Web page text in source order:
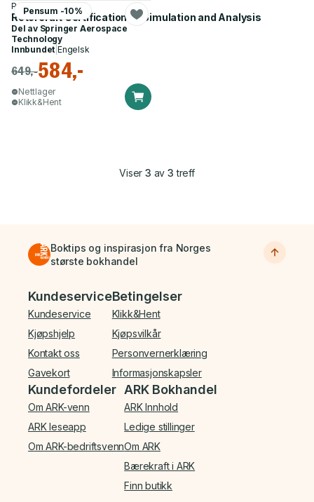
Pensum -10%
Peter Archer
Rotorcraft Certification by Simulation and Analysis
Del av Springer Aerospace
Technology
Innbundet |Engelsk
649,-584,-
Nettlager
Klikk&Hent
Viser3 av 3 treff
Boktips og inspirasjon fra Norges
største bokhandel
Bunnmeny
Kundeservice
Kundeservice
Kjøpshjelp
Kontakt oss
Gavekort
Betingelser
Klikk&Hent
Kjøpsvilkår
Personvernerklæring
Informasjonskapsler
Kundefordeler
Om ARK-venn
ARK leseapp
Om ARK-bedriftsvenn
ARK Bokhandel
ARK Innhold
Ledige stillinger
Om ARK
Bærekraft i ARK
Finn butikk